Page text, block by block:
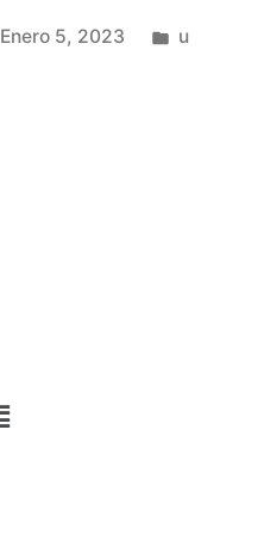
Enero 5, 2023 u